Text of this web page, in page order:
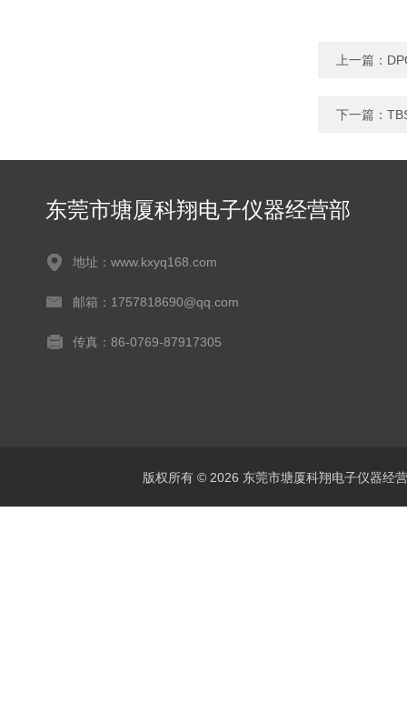
上一篇：
下一篇：
东莞市塘厦科翔电子仪器经营部
地址：www.kxyq168.com
邮箱：1757818690@qq.com
传真：86-0769-87917305
版权所有 © 2026 东莞市塘厦科翔电子仪器